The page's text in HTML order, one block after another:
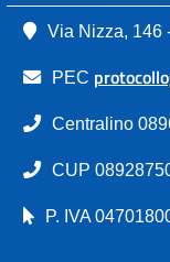
Via Nizza, 146
PEC
Centralino
CUP
P. IVA